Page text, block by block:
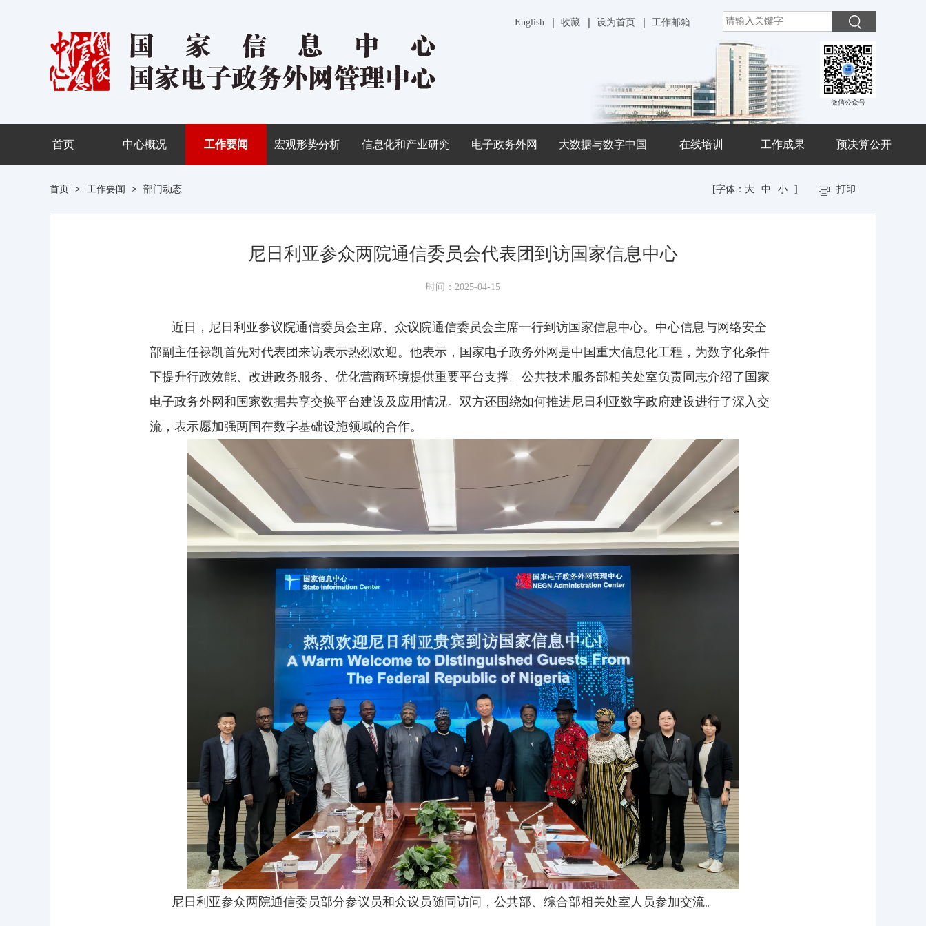
English 收藏 设为首页 工作邮箱
微信公众号
首页 中心概况 工作要闻 宏观形势分析 信息化和产业研究 电子政务外网 大数据与数字中国 在线培训 工作成果 预决算公开
首页 > 工作要闻 > 部门动态 [字体： 大 中 小 ] 打印
尼日利亚参众两院通信委员会代表团到访国家信息中心
时间：2025-04-15
近日，尼日利亚参议院通信委员会主席、众议院通信委员会主席一行到访国家信息中心。中心信息与网络安全
部副主任禄凯首先对代表团来访表示热烈欢迎。他表示，国家电子政务外网是中国重大信息化工程，为数字化条件
下提升行政效能、改进政务服务、优化营商环境提供重要平台支撑。公共技术服务部相关处室负责同志介绍了国家
电子政务外网和国家数据共享交换平台建设及应用情况。双方还围绕如何推进尼日利亚数字政府建设进行了深入交
流，表示愿加强两国在数字基础设施领域的合作。
尼日利亚参众两院通信委员部分参议员和众议员随同访问，公共部、综合部相关处室人员参加交流。